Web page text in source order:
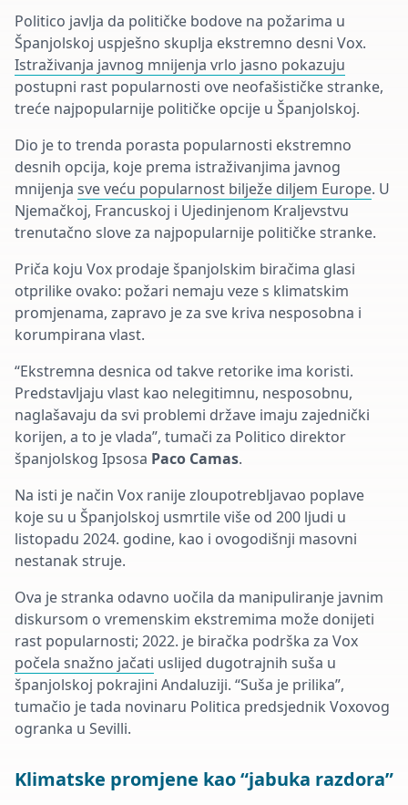
Politico javlja da političke bodove na požarima u
Španjolskoj uspješno skuplja ekstremno desni Vox.
Istraživanja javnog mnijenja vrlo jasno pokazuju
postupni rast popularnosti ove neofašističke stranke,
treće najpopularnije političke opcije u Španjolskoj.
Dio je to trenda porasta popularnosti ekstremno
desnih opcija, koje prema istraživanjima javnog
mnijenja sve veću popularnost bilježe diljem Europe. U
Njemačkoj, Francuskoj i Ujedinjenom Kraljevstvu
trenutačno slove za najpopularnije političke stranke.
Priča koju Vox prodaje španjolskim biračima glasi
otprilike ovako: požari nemaju veze s klimatskim
promjenama, zapravo je za sve kriva nesposobna i
korumpirana vlast.
“Ekstremna desnica od takve retorike ima koristi.
Predstavljaju vlast kao nelegitimnu, nesposobnu,
naglašavaju da svi problemi države imaju zajednički
korijen, a to je vlada”, tumači za Politico direktor
španjolskog Ipsosa Paco Camas.
Na isti je način Vox ranije zloupotrebljavao poplave
koje su u Španjolskoj usmrtile više od 200 ljudi u
listopadu 2024. godine, kao i ovogodišnji masovni
nestanak struje.
Ova je stranka odavno uočila da manipuliranje javnim
diskursom o vremenskim ekstremima može donijeti
rast popularnosti; 2022. je biračka podrška za Vox
počela snažno jačati uslijed dugotrajnih suša u
španjolskoj pokrajini Andaluziji. “Suša je prilika”,
tumačio je tada novinaru Politica predsjednik Voxovog
ogranka u Sevilli.
Klimatske promjene kao “jabuka razdora”